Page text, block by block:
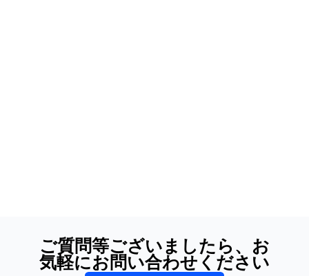
ご質問等ございましたら、お
気軽にお問い合わせください